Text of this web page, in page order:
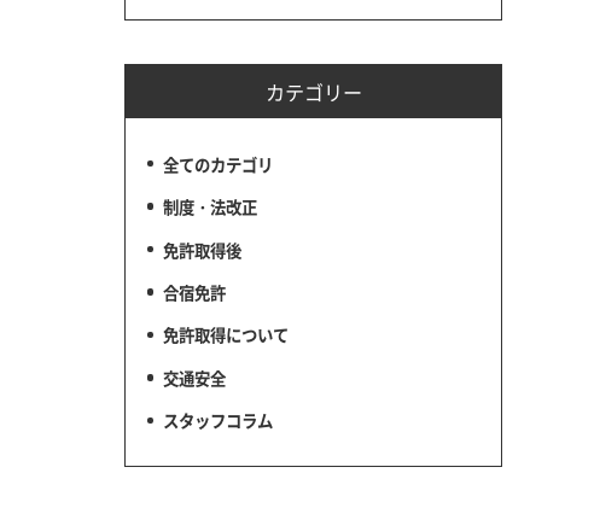
カテゴリー
全てのカテゴリ
制度・法改正
免許取得後
合宿免許
免許取得について
交通安全
スタッフコラム